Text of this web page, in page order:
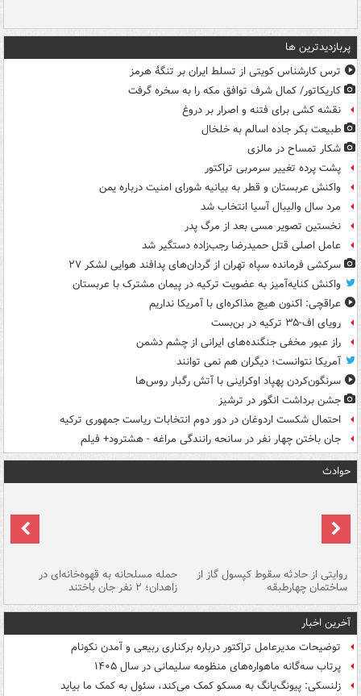
پربازدیدترین ها
ترس کارشناس کویتی از تسلط ایران بر تنگۀ هرمز
کاریکاتور/ کمال شرف توافق مکه را به سخره گرفت
نقشه کشی برای فتنه و اصرار بر دروغ
طبیعت بکر جاده اسالم به خلخال
شکار تمساح در مالزی
پشت پرده تغییر سرمربی تراکتور
واکنش عربستان و قطر به بیانیه شورای امنیت درباره یمن
مرد سال والیبال آسیا انتخاب شد
نخستین تصویر مسی بعد از مرگ پدر
عامل اصلی قتل حمیدرضا رجب‌زاده دستگیر شد
سرکشی فرمانده سپاه تهران از گردان‌های پدافند هوایی لشکر ۲۷
واکنش کنایه‌آمیز به عضویت ترکیه در پیمان مشترک با عربستان
عراقچی: اکنون هیچ مذاکره‌ای با آمریکا نداریم
رویای اف-۳۵ ترکیه در بن‌بست
راز عبور مخفی جنگنده‌های ایرانی از چشم دشمن
آمریکا نتوانست؛ دیگران هم نمی توانند
سرنگون‌کردن پهپاد اوکراینی با آتش رگبار روس‌ها
جشن برداشت انگور در ترشیز
احتمال شکست اردوغان در دور دوم انتخابات ریاست جمهوری ترکیه
جان باختن چهار نفر در سانحه رانندگی مراغه - هشترود+ فیلم
حوادث
روایتی از حادثه سقوط کپسول گاز از
ساختمان چهارطبقه
حمله مسلحانه به قهوه‌خانه‌ای در
زاهدان؛ ۲ نفر جان باختند
آخرین اخبار
توضیحات مدیرعامل تراکتور درباره برکناری ربیعی و آمدن نکونام
پرتاب سه‌گانه ماهواره‌های منظومه سلیمانی در سال ۱۴۰۵
زلنسکی: پیونگ‌یانگ به مسکو کمک می‌کند، سئول به کمک ما بیاید